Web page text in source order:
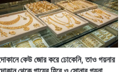
কেউ জোর করে ঢোকেনি, তাও গয়নার